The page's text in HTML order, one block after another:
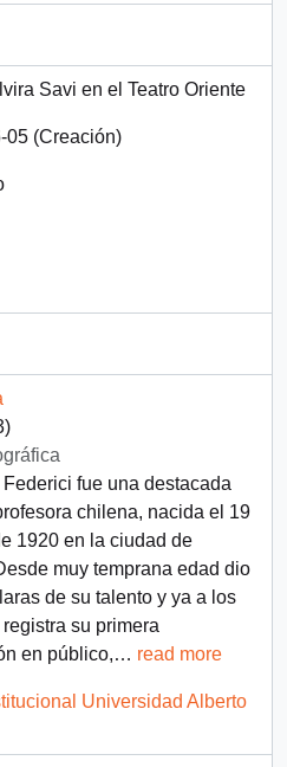
Savi en el Teatro Oriente
05 (Creación)
fue una destacada
chilena, nacida el 19
1920 en la ciudad de
muy temprana edad dio
de su talento y ya a los
su primera
en público,… read more
Universidad Alberto